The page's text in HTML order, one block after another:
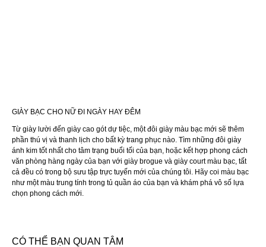
GIÀY BẠC CHO NỮ ĐI NGÀY HAY ĐÊM
Từ giày lười đến giày cao gót dự tiệc, một đôi giày màu bạc mới sẽ thêm
phần thú vị và thanh lịch cho bất kỳ trang phục nào. Tìm những đôi giày
ánh kim tốt nhất cho tâm trạng buổi tối của bạn, hoặc kết hợp phong cách
văn phòng hàng ngày của bạn với giày brogue và giày court màu bạc, tất
cả đều có trong bộ sưu tập trực tuyến mới của chúng tôi. Hãy coi màu bạc
như một màu trung tính trong tủ quần áo của bạn và khám phá vô số lựa
chọn phong cách mới.
CÓ THỂ BẠN QUAN TÂM